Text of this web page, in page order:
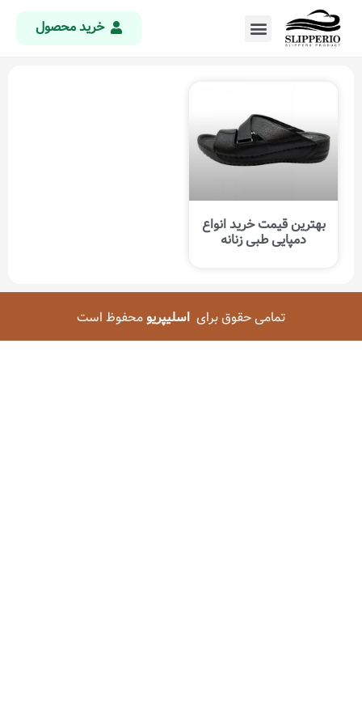
خرید محصول
بهترین قیمت خرید انواع
دمپایی طبی زنانه
تمامی حقوق برایاسلیپریومحفوظ است